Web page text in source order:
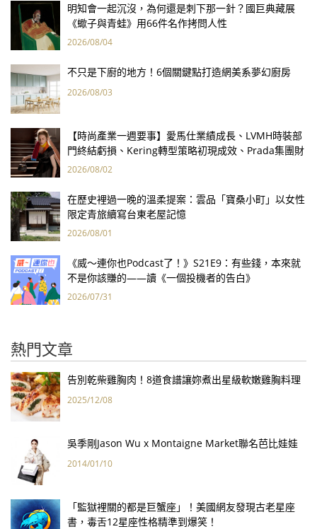
明知會一起沉沒，為何還是刺下那一針？國巨典藏展
《蠍子與青蛙》用66件名作拷問人性
2026/08/04
不只是下廚的地方！6個關鍵點打造網美系夢幻廚房
2026/08/03
【時尚產業一週要事】愛馬仕業績成長、LVMH時裝部
門終結虧損、Kering轉型策略初現成效、Prada集團財
報亮眼
2026/08/02
在歷史裡過一晚的溫柔提案：雲品「寶桑小町」以女性
限定青旅續寫台東老屋記憶
2026/08/01
《威～連你也Podcast了！》S21E9：有些錢，本來就
不是你該賺的——讀《一個投機者的告白》
2026/07/31
熱門文章
告別乾柴雞胸肉！8道食譜讓妳煮出星級軟嫩雞胸料理
2025/12/08
吳季剛Jason Wu x Montaigne Market聯名芭比娃娃
2014/01/10
「監獄裡關的都是巨蟹座」！美國網友發現古老星座
書，毒舌12星座性格精準到爆笑！